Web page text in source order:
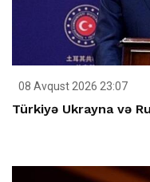
08 Avqust 2026 23:07
Türkiyə Ukrayna və